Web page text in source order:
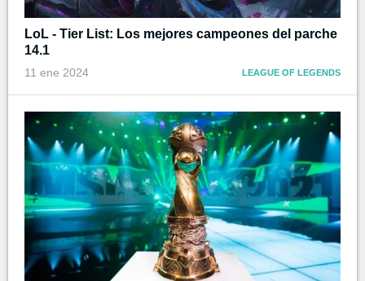
LoL - Tier List: Los mejores campeones del parche
14.1
11 ene 2024 LEAGUE OF LEGENDS